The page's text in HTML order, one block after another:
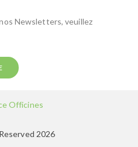
Newsletters, veuillez
Officines
2026